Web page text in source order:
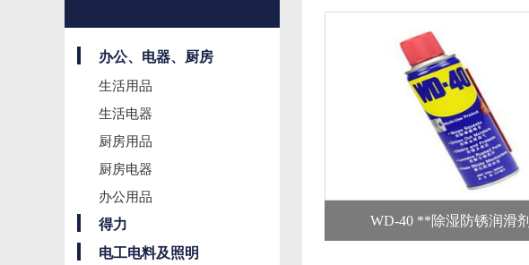
办公、电器、厨房
生活用品
生活电器
厨房用品
厨房电器
办公用品
得力
电工电料及照明
WD-40 **除湿防锈润滑剂